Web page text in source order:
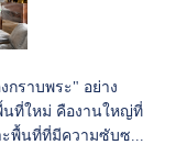
กราบพระ" อย่าง
นที่ใหม่ คืองานใหญ่ที่
พื้นที่ที่มีความซับซ...